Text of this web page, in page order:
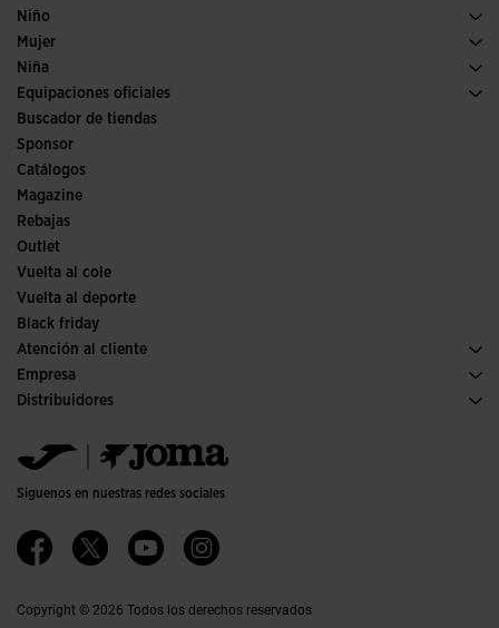
Pádel
Fútbol
Trail running
Tenis
Calzado Hombre
Deporte
Niño
Ver todo ropa niño
Mujer
Ropa Mujer
Deporte
Niña
Ver todo ropa niña
Equipaciones oficiales
Fútbol
Fútbol sala
Comités y Federaciones
Ediciones especiales
Buscador de tiendas
Sponsor
Catálogos
Magazine
Rebajas
Outlet
Vuelta al cole
Vuelta al deporte
Black friday
Atención al cliente
Condiciones de compra
Transporte y entrega
Preguntas frecuentes
Empresa
Historia
Política de calidad y medio ambiente
Trabaja con nosotros
Proyectos subvencionados
Canal ético
Distribuidores
Jomanet
Área marketing
Contacto
Siguenos en nuestras redes sociales
Copyright © 2026 Todos los derechos reservados